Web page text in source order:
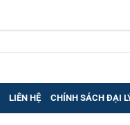
LIÊN HỆ CHÍNH SÁCH ĐẠI